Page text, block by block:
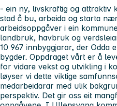
- ein ny, livskraftig og attraktiv
stad å bu, arbeida og starta
arbeidsoppgåver i ein
landbruk, havbruk og
10 967 innbyggjarar, der Odda
bygder. Oppdraget vårt er å
for vidare vekst og utvikling i
løyser vi dette viktige
medarbeidarar med ulik
perspektiv. Det gir oss eit